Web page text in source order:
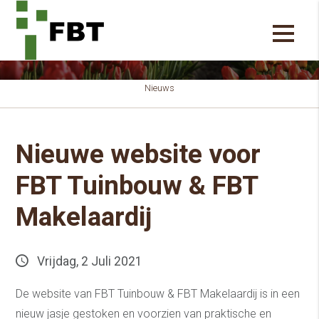
Nieuws
Nieuwe website voor
FBT Tuinbouw & FBT
Makelaardij
Vrijdag, 2 Juli 2021
De website van FBT Tuinbouw & FBT Makelaardij is in een
nieuw jasje gestoken en voorzien van praktische en